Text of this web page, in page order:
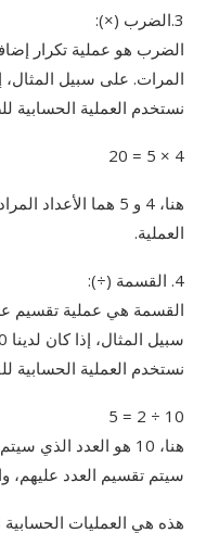
3.الضرب (×):
الضرب هو عملية تكرار
نستخدم العملية الحسابية
4 × 5 = 20
العملية.
4. القسمة (÷):
القسمة هي عملية تقسيم
نستخدم العملية الحسابية
10 ÷ 2 = 5
سيتم تقسيم العدد عليهم، والناتج 5 هو الناتج من
هذه هي العمليات الحسابية